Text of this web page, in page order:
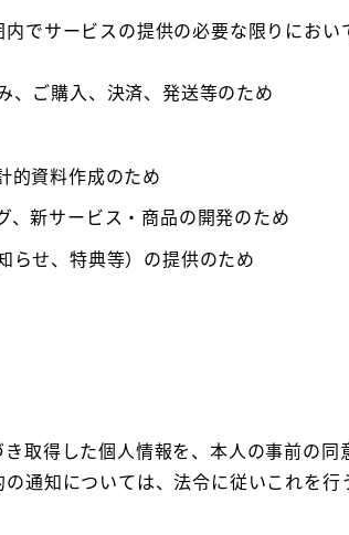
でサービスの提供の必要な限りにおい
、ご購入、決済、発送等のため
的資料作成のため
、新サービス・商品の開発のため
らせ、特典等）の提供のため
取得した個人情報を、本人の事前の
通知については、法令に従いこれを行